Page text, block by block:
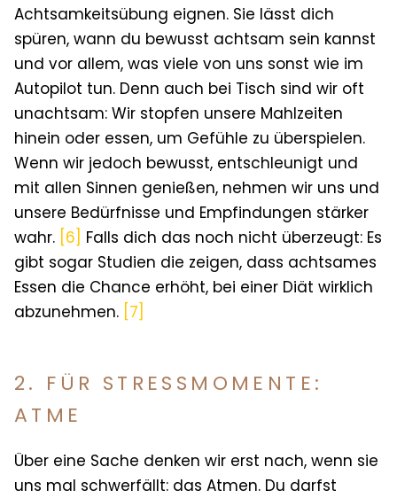
Achtsamkeitsübung eignen. Sie lässt dich
spüren, wann du bewusst achtsam sein kannst
und vor allem, was viele von uns sonst wie im
Autopilot tun. Denn auch bei Tisch sind wir oft
unachtsam: Wir stopfen unsere Mahlzeiten
hinein oder essen, um Gefühle zu überspielen.
Wenn wir jedoch bewusst, entschleunigt und
mit allen Sinnen genießen, nehmen wir uns und
unsere Bedürfnisse und Empfindungen stärker
wahr. [6] Falls dich das noch nicht überzeugt: Es
gibt sogar Studien die zeigen, dass achtsames
Essen die Chance erhöht, bei einer Diät wirklich
abzunehmen. [7]
2. FÜR STRESSMOMENTE:
ATME
Über eine Sache denken wir erst nach, wenn sie
uns mal schwerfällt: das Atmen. Du darfst